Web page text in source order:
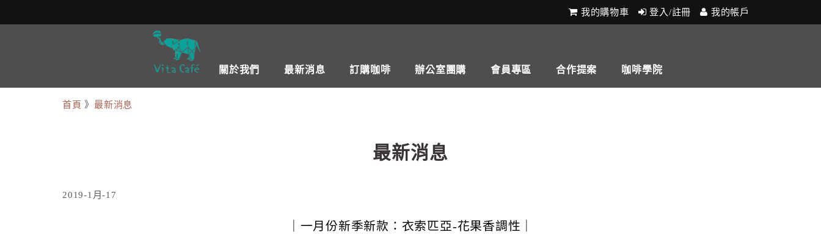
我的購物車 登入/註冊 我的帳戶
關於我們 最新消息 訂購咖啡 辦公室團購 會員專區 合作提案 咖啡學院
首頁 》 最新消息
最新消息
2019-1月-17
｜一月份新季新款：衣索匹亞-花果香調性｜